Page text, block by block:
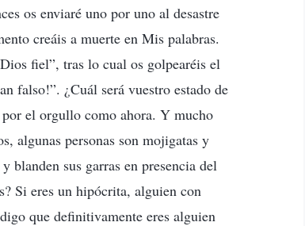
os enviaré uno por uno al desastre
creáis a muerte en Mis palabras.
fiel”, tras lo cual os golpearéis el
falso!”. ¿Cuál será vuestro estado de
el orgullo como ahora. Y mucho
algunas personas son mojigatas y
blanden sus garras en presencia del
Si eres un hipócrita, alguien con
que definitivamente eres alguien